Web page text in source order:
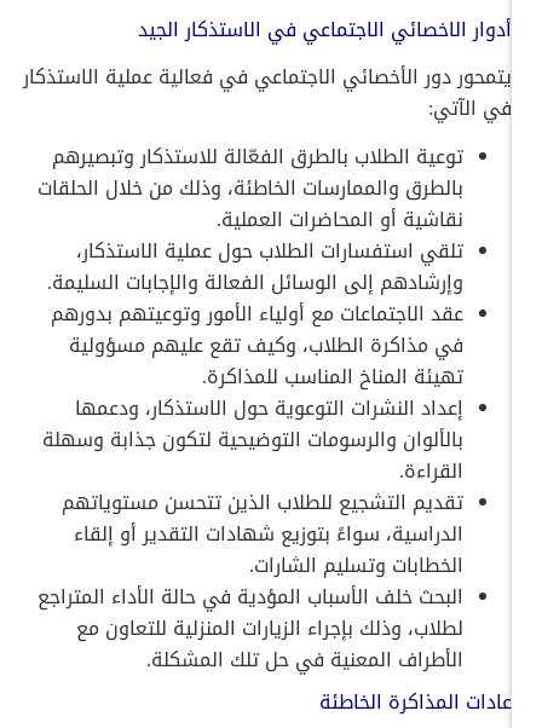
أدوار الاخصائي الاجتماعي في الاستذكار الجيد
يتمحور دور الأخصائي الاجتماعي في فعالية عملية الاستذكار
في الآتي:
توعية الطلاب بالطرق الفعّالة للاستذكار وتبصيرهم
بالطرق والممارسات الخاطئة، وذلك من خلال الحلقات
نقاشية أو المحاضرات العملية.
تلقي استفسارات الطلاب حول عملية الاستذكار،
وإرشادهم إلى الوسائل الفعالة والإجابات السليمة.
عقد الاجتماعات مع أولياء الأمور وتوعيتهم بدورهم
في مذاكرة الطلاب، وكيف تقع عليهم مسؤولية
تهيئة المناخ المناسب للمذاكرة.
إعداد النشرات التوعوية حول الاستذكار، ودعمها
بالألوان والرسومات التوضيحية لتكون جذابة وسهلة
القراءة.
تقديم التشجيع للطلاب الذين تتحسن مستوياتهم
الدراسية، سواءً بتوزيع شهادات التقدير أو إلقاء
الخطابات وتسليم الشارات.
البحث خلف الأسباب المؤدية في حالة الأداء المتراجع
لطلاب، وذلك بإجراء الزيارات المنزلية للتعاون مع
الأطراف المعنية في حل تلك المشكلة.
عادات المذاكرة الخاطئة